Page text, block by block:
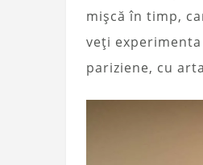
mișcă în timp,
veți
pariziene, cu